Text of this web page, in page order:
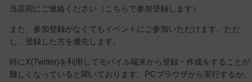
当店宛にご連絡ください（こちらで参加登録します）
また、参加登録がなくてもイベントにご参加いただけます。ただ
し、登録した方を優先します。
特にX(Twitter)を利用してモバイル端末から登録・作成をすることが
難しくなっていると聞いております。PCブラウザから実行するか、